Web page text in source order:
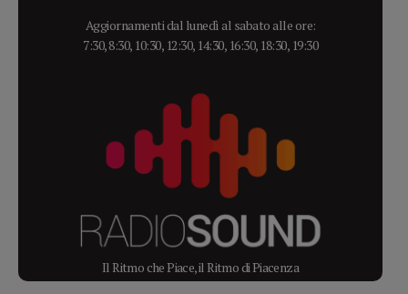
Aggiornamenti dal lunedì al sabato alle ore:
7:30, 8:30, 10:30, 12:30, 14:30, 16:30, 18:30, 19:30
Il Ritmo che Piace, il Ritmo di Piacenza